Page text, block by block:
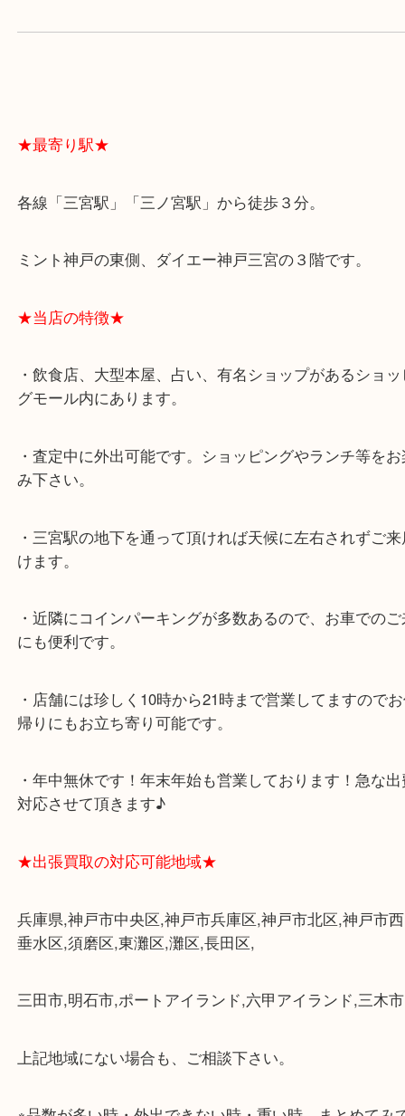
スタッフと直接お話したい方はこちら↓
よくあるご質問はこちら↓
★最寄り駅★
各線「三宮駅」「三ノ宮駅」から徒歩３分。